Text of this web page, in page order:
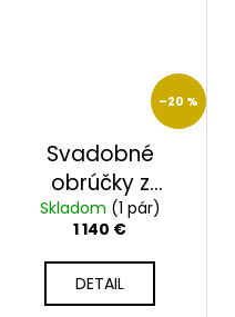
–20 %
Svadobné
obrúčky z
ružového zlata
2014099/RX
Skladom (1 pár)
1 140 €
DETAIL